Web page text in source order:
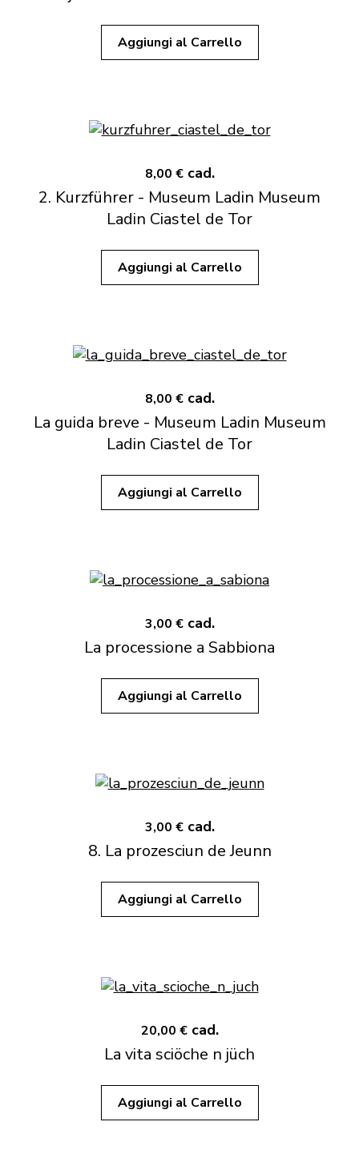
Aggiungi al Carrello
8,00 € cad.
2. Kurzführer - Museum Ladin Museum
Ladin Ciastel de Tor
Aggiungi al Carrello
8,00 € cad.
La guida breve - Museum Ladin Museum
Ladin Ciastel de Tor
Aggiungi al Carrello
3,00 € cad.
La processione a Sabbiona
Aggiungi al Carrello
3,00 € cad.
8. La prozesciun de Jeunn
Aggiungi al Carrello
20,00 € cad.
La vita sciöche n jüch
Aggiungi al Carrello